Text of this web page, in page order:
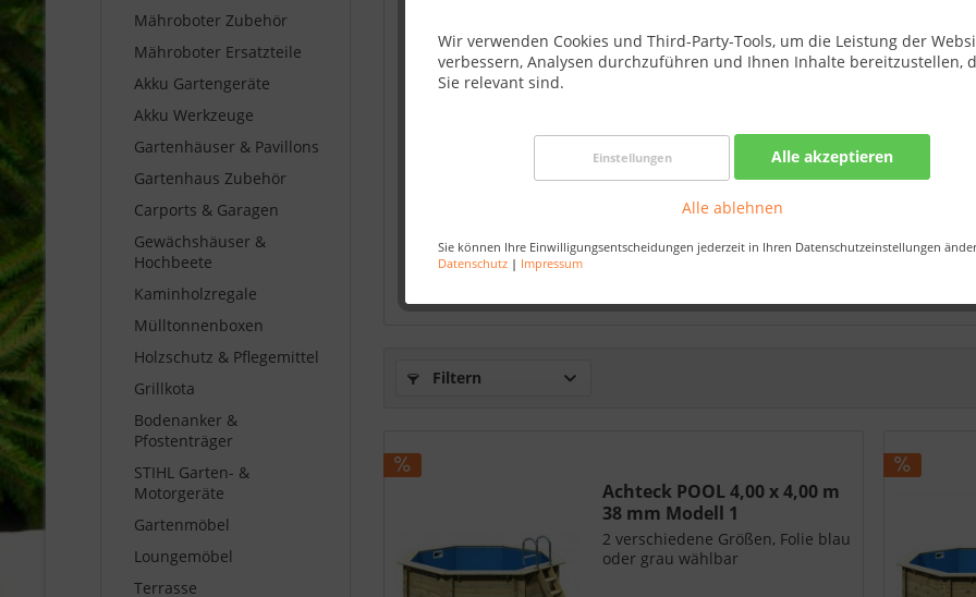
Wir verwenden Cookies und Third-Party-Tools, um die Leistung der
verbessern, Analysen durchzuführen und Ihnen Inhalte bereitzustellen,
Sie relevant sind.
Einstellungen Alle akzeptieren
Alle ablehnen
Sie können Ihre Einwilligungsentscheidungen jederzeit in Ihren Datenschutzeinstellungen
Datenschutz | Impressum
Mähroboter Zubehör
Mähroboter Ersatzteile
Akku Gartengeräte
Akku Werkzeuge
Gartenhäuser & Pavillons
Gartenhaus Zubehör
Carports & Garagen
Gewächshäuser &
Hochbeete
Kaminholzregale
Mülltonnenboxen
Holzschutz & Pflegemittel
Grillkota
Bodenanker &
Pfostenträger
STIHL Garten- &
Motorgeräte
Gartenmöbel
Loungemöbel
Terrasse
38 mm Modell 1
mm Modell 2
Achteck
38
Filtern
Achteck POOL 4,00 x 4,00 m
38 mm Modell 1
2 verschiedene Größen, Folie blau
oder grau wählbar